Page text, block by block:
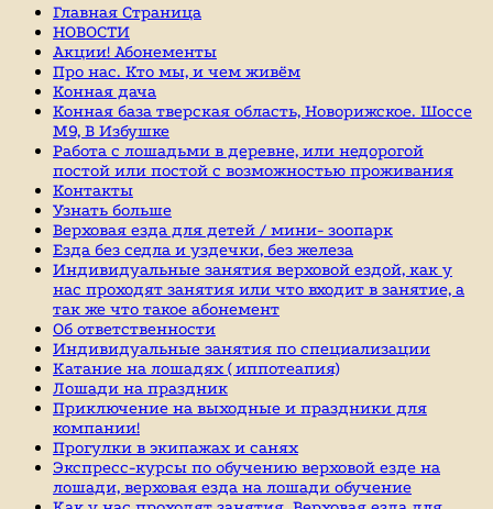
Главная Страница
НОВОСТИ
Акции! Абонементы
Про нас. Кто мы, и чем живём
Конная дача
Конная база тверская область, Новорижское. Шоссе
М9, В Избушке
Работа с лошадьми в деревне, или недорогой
постой или постой с возможностью проживания
Контакты
Узнать больше
Верховая езда для детей / мини- зоопарк
Езда без седла и уздечки, без железа
Индивидуальные занятия верховой ездой, как у
нас проходят занятия или что входит в занятие, а
так же что такое абонемент
Об ответственности
Индивидуальные занятия по специализации
Катание на лошадях ( иппотеапия)
Лошади на праздник
Приключение на выходные и праздники для
компании!
Прогулки в экипажах и санях
Экспресс-курсы по обучению верховой езде на
лошади, верховая езда на лошади обучение